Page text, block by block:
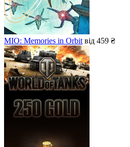
MIO: Memories in Orbit від 459 ₴